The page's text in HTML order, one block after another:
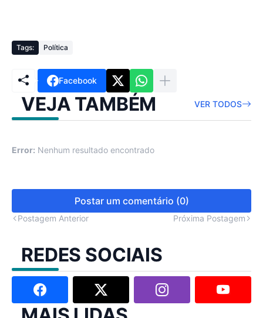
Tags: Política
Facebook
VEJA TAMBÉM VER TODOS
Error: Nenhum resultado encontrado
Postar um comentário (0)
Postagem Anterior Próxima Postagem
REDES SOCIAIS